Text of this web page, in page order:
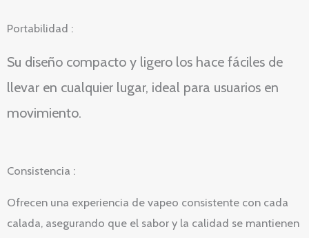
Portabilidad :
Su diseño compacto y ligero los hace fáciles de
llevar en cualquier lugar, ideal para usuarios en
movimiento.
Consistencia :
Ofrecen una experiencia de vapeo consistente con cada
calada, asegurando que el sabor y la calidad se mantienen